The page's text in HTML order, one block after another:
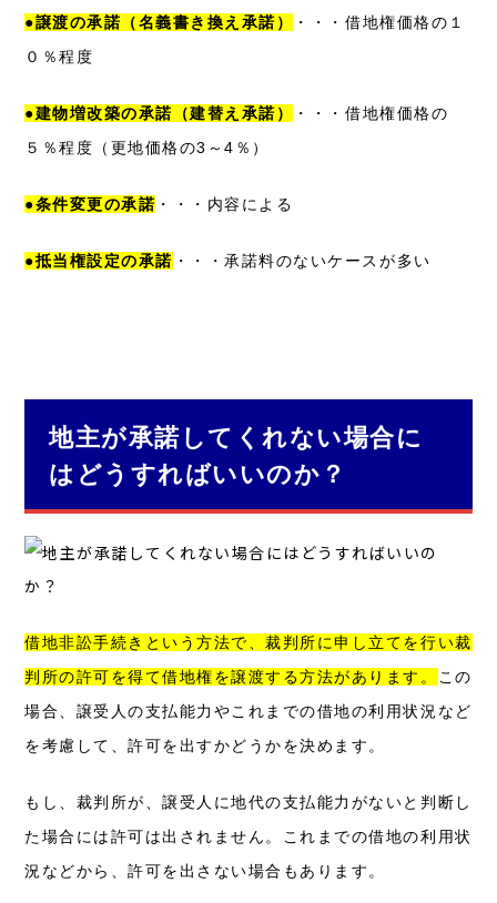
●譲渡の承諾（名義書き換え承諾）
・・・借地権価格の１
０％程度
●建物増改築の承諾（建替え承諾）
・・・借地権価格の
５％程度（更地価格の3～4％）
●条件変更の承諾 ・・・内容による
●抵当権設定の承諾 ・・・承諾料のないケースが多い
地主が承諾してくれない場合に
はどうすればいいのか？
借地非訟手続きという方法で、裁判所に申し立てを行い裁
判所の許可を得て借地権を譲渡する方法があります。
この
場合、譲受人の支払能力やこれまでの借地の利用状況など
を考慮して、許可を出すかどうかを決めます。
もし、裁判所が、譲受人に地代の支払能力がないと判断し
た場合には許可は出されません。
これまでの借地の利用状
況などから、許可を出さない場合もあります。